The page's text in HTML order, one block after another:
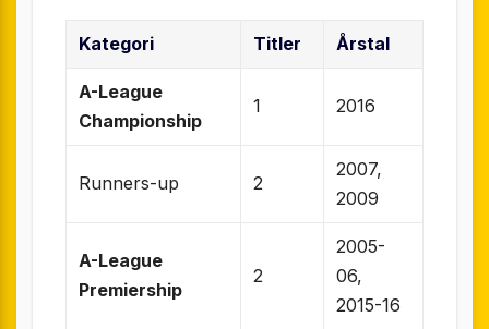
Kategori Titler Årstal
A-League
Championship
1 2016
Runners-up 2
2007,
2009
A-League
Premiership
2
2005-
06,
2015-16